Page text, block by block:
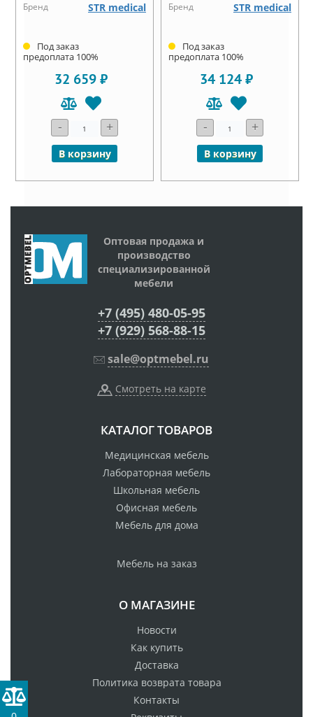
Бренд STR medical
Под заказ
предоплата 100%
32 659 ₽
- +
В корзину
Бренд STR medical
Под заказ
предоплата 100%
34 124 ₽
- +
В корзину
Оптовая продажа и
производство
специализированной
мебели
+7 (495) 480-05-95
+7 (929) 568-88-15
sale@optmebel.ru
Смотреть на карте
КАТАЛОГ ТОВАРОВ
Медицинская мебель
Лабораторная мебель
Школьная мебель
Офисная мебель
Мебель для дома
Мебель на заказ
О МАГАЗИНЕ
Новости
Как купить
Доставка
Политика возврата товара
Контакты